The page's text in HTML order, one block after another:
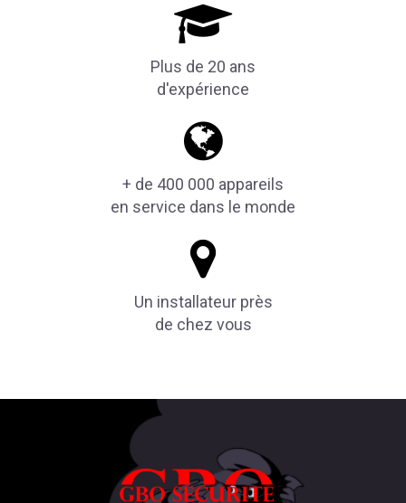
Plus de 20 ans
d'expérience
+ de 400 000 appareils
en service dans le monde
Un installateur près
de chez vous